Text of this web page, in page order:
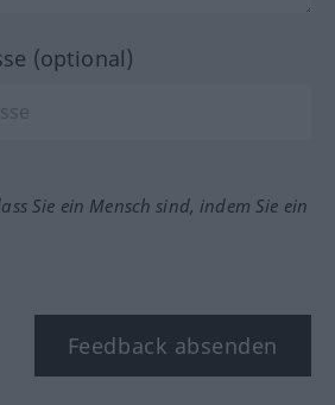
(optional)
Sie ein Mensch sind, indem Sie ein
Feedback absenden